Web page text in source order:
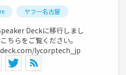
ヤフー名古屋
Deckに移行しまし
ちらをご覧ください。
lycorptech_jp